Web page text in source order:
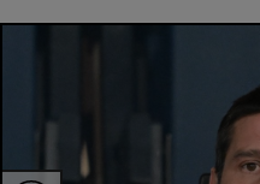
SuperLiga
Cupa
Echipa